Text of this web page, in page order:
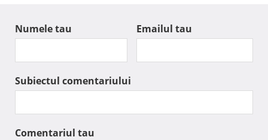
Numele tau Emailul tau
Subiectul comentariului
Comentariul tau